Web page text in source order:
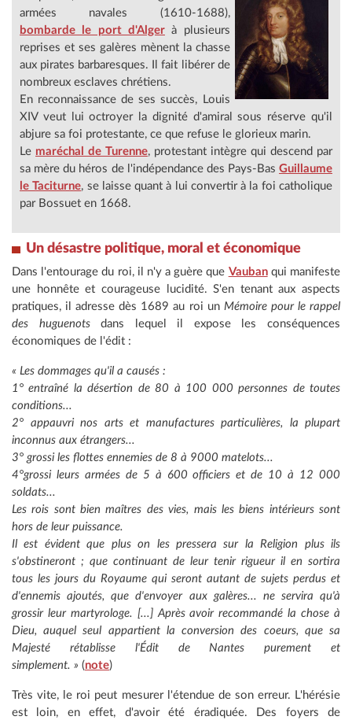
armées navales (1610-1688),
bombarde le port d'Algerà plusieurs
reprises et ses galères mènent la chasse
aux pirates barbaresques. Il fait libérer de
nombreux esclaves chrétiens.
En reconnaissance de ses succès, Louis
XIV veut lui octroyer la dignité d'amiral sous réserve qu'il
abjure sa foi protestante, ce que refuse le glorieux marin.
Le maréchal de Turenne, protestant intègre qui descend par
sa mère du héros de l'indépendance des Pays-Bas Guillaume
le Taciturne, se laisse quant à lui convertir à la foi catholique
par Bossuet en 1668.
Un désastre politique, moral et économique
Dans l'entourage du roi, il n'y a guère que Vaubanqui manifeste
une honnête et courageuse lucidité. S'en tenant aux aspects
pratiques, il adresse dès 1689 au roi un Mémoire pour le rappel
des huguenotsdans lequel il expose les conséquences
économiques de l'édit :
« Les dommages qu'il a causés :
1° entraîné la désertion de 80 à 100 000 personnes de toutes
conditions...
2° appauvri nos arts et manufactures particulières, la plupart
inconnus aux étrangers...
3° grossi les flottes ennemies de 8 à 9000 matelots...
4°grossi leurs armées de 5 à 600 officiers et de 10 à 12 000
soldats...
Les rois sont bien maîtres des vies, mais les biens intérieurs sont
hors de leur puissance.
Il est évident que plus on les pressera sur la Religion plus ils
s'obstineront ; que continuant de leur tenir rigueur il en sortira
tous les jours du Royaume qui seront autant de sujets perdus et
d'ennemis ajoutés, que d'envoyer aux galères... ne servira qu'à
grossir leur martyrologe. [...] Après avoir recommandé la chose à
Dieu, auquel seul appartient la conversion des coeurs, que sa
Majesté rétablisse l'Édit de Nantes purement et
simplement. » (note)
Très vite, le roi peut mesurer l'étendue de son erreur. L'hérésie
est loin, en effet, d'avoir été éradiquée. Des foyers de